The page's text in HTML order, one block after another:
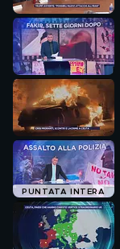
PUNTATA INTERA